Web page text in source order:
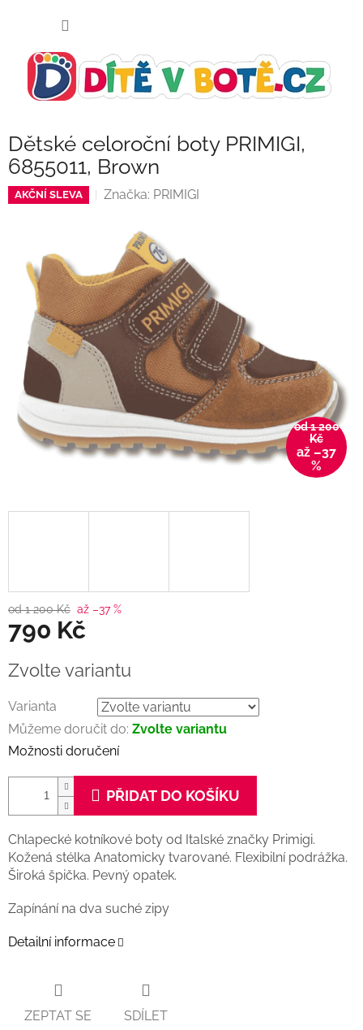
Dětské celoroční boty PRIMIGI,
6855011, Brown
AKČNÍ SLEVA Značka: PRIMIGI
od 1 200
Kč
až –37
%
od 1 200 Kč až –37 %
790 Kč
cena:
Zvolte variantu
Varianta
Můžeme doručit do: Zvolte variantu
Možnosti doručení
PŘIDAT DO KOŠÍKU
Chlapecké kotníkové boty od Italské značky Primigi.
Kožená stélka Anatomicky tvarované. Flexibilní podrážka.
Široká špička. Pevný opatek.
Zapínání na dva suché zipy
Detailní informace
ZEPTAT SE SDÍLET